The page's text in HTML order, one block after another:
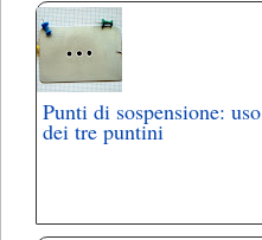
Punti di sospensione: uso
dei tre puntini